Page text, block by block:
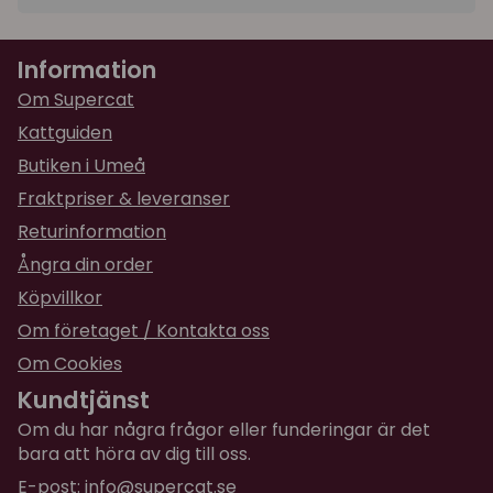
Liv
för 2 år sedan
★★★★★
Mycket bra! Min katt älskar att gå i sele, vi bor i
stan, så detta är ett smidigt sätt att ta oss ut
till skogen/parker. Brukar vika ner handtaget
dock som på bild. Min katt är ganska stor 5,6kg
och får plats utan att det blir för trångt.
Information
Om Supercat
Kattguiden
Butiken i Umeå
Fraktpriser & leveranser
Returinformation
Ångra din order
Köpvillkor
Om företaget / Kontakta oss
Om Cookies
Kundtjänst
Om du har några frågor eller funderingar är det
bara att höra av dig till oss.
E-post: info@supercat.se